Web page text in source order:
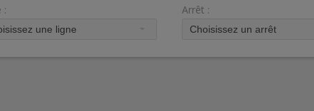
: Arrêt :